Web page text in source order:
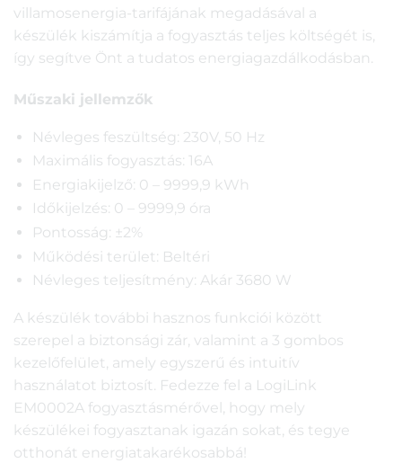
villamosenergia-tarifájának megadásával a
készülék kiszámítja a fogyasztás teljes költségét is,
így segítve Önt a tudatos energiagazdálkodásban.
Műszaki jellemzők
Névleges feszültség: 230V, 50 Hz
Maximális fogyasztás: 16A
Energiakijelző: 0 – 9999,9 kWh
Időkijelzés: 0 – 9999,9 óra
Pontosság: ±2%
Működési terület: Beltéri
Névleges teljesítmény: Akár 3680 W
A készülék további hasznos funkciói között
szerepel a biztonsági zár, valamint a 3 gombos
kezelőfelület, amely egyszerű és intuitív
használatot biztosít. Fedezze fel a LogiLink
EM0002A fogyasztásmérővel, hogy mely
készülékei fogyasztanak igazán sokat, és tegye
otthonát energiatakarékosabbá!